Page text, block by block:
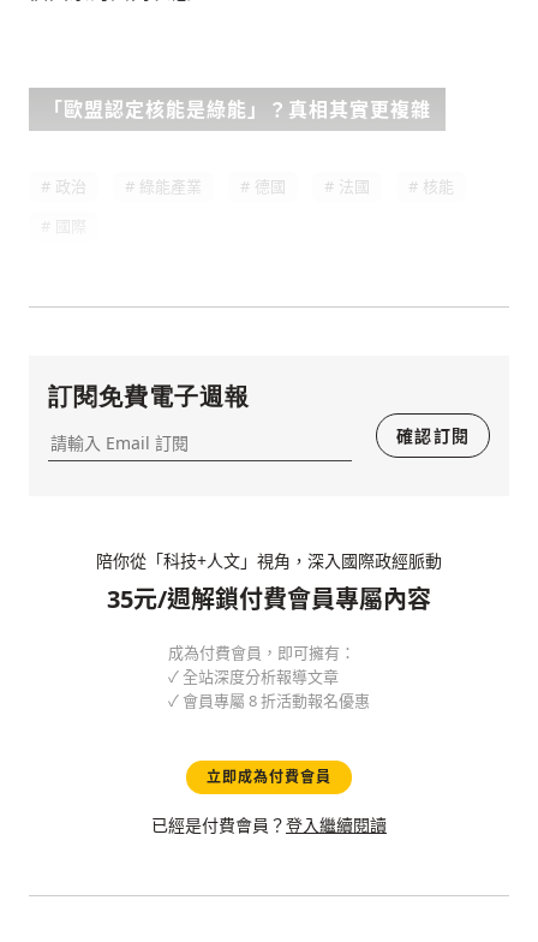
「歐盟認定核能是綠能」？真相其實更複雜
政治 綠能產業 德國 法國
核能
訂閱免費電子週報
確認訂閱
陪你從「科技+人文」視角，深入國際政經脈動
35元/週解鎖付費會員專屬內容
成為付費會員，即可擁有：
✓ 全站深度分析報導文章
✓ 會員專屬 8 折活動報名優惠
立即成為付費會員
已經是付費會員？登入繼續閱讀